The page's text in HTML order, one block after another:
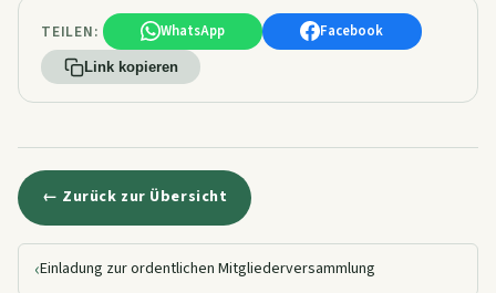
TEILEN: WhatsApp Facebook
Link kopieren
← Zurück zur Übersicht
‹Einladung zur ordentlichen Mitgliederversammlung